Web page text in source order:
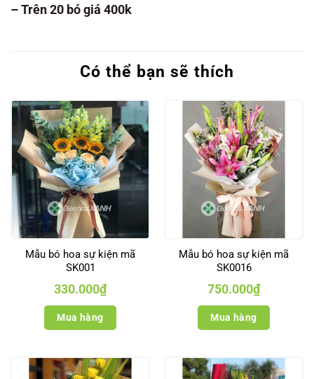
– Trên 20 bó giá 400k
Có thể bạn sẽ thích
Mẫu bó hoa sự kiện mã
SK001
330.000₫
Mua hàng
Mẫu bó hoa sự kiện mã
SK0016
750.000₫
Mua hàng